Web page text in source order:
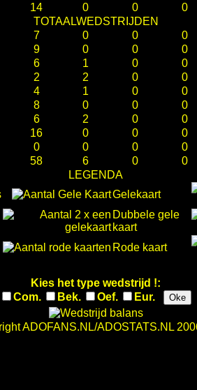
14 0 0 0
TOTAALWEDSTRIJDEN
7 0 0 0
9 0 0 0
6 1 0 0
2 2 0 0
4 1 0 0
8 0 0 0
6 2 0 0
16 0 0 0
0 0 0 0
58 6 0 0
LEGENDA
Gelekaart
Dubbele gele
kaart
Rode kaart
Kies het type wedstrijd !:
Com.
Bek. Oef. Eur. Oke
ADOFANS.NL/ADOSTATS.NL